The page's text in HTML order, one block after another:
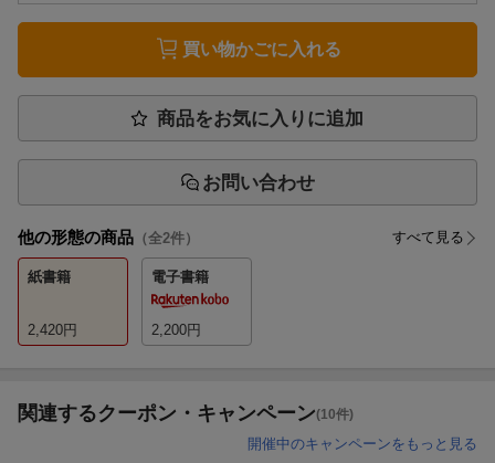
買い物かごに入れる
商品をお気に入りに追加
お問い合わせ
他の形態の商品 （全2件） すべて見る
紙書籍
2,420円
電子書籍
2,200円
関連するクーポン・キャンペーン(10件)
開催中のキャンペーンをもっと見る